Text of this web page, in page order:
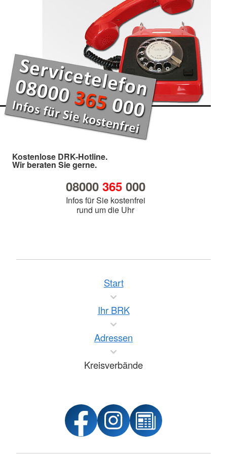
Kostenlose DRK-Hotline.
Wir beraten Sie gerne.
08000 365000
Infos für Sie kostenfrei
rund um die Uhr
Start
Ihr BRK
Adressen
Kreisverbände